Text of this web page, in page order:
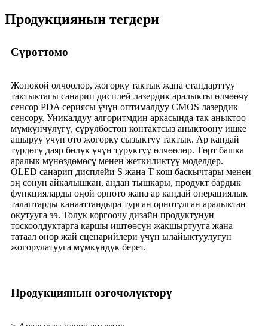
Продукциянын тегдери
Сүрөттөмө
Жөнөкөй өлчөөлөр, жогорку тактык жана стандарттуу
тактыктагы санарип дисплей лазердик аралыкты өлчөөчү
сенсор PDA сериясы үчүн оптималдуу CMOS лазердик
сенсору. Уникалдуу алгоритмдин аркасында так аныктоо
мүмкүнчүлүгү, сүрүлбөстөн контактсыз аныктоону ишке
ашыруу үчүн өтө жогорку сызыктуу тактык. Ар кандай
түрдөгү даяр бөлүк үчүн туруктуу өлчөөлөр. Төрт башка
аралык мүнөздөмөсү менен жеткиликтүү моделдер.
OLED санарип дисплейи S жана T кош баскычтары менен
эң сонун айкалышкан, андан тышкары, продукт бардык
функцияларды оңой орното жана ар кандай операциялык
талаптарды канааттандыра турган орнотулган аралыктан
окутууга ээ. Толук коргоочу дизайн продуктунун
тоскоолдуктарга каршы иштөөсүн жакшыртууга жана
татаал өнөр жай сценарийлери үчүн ылайыктуулугун
жогорулатууга мүмкүндүк берет.
Продукциянын өзгөчөлүктөрү